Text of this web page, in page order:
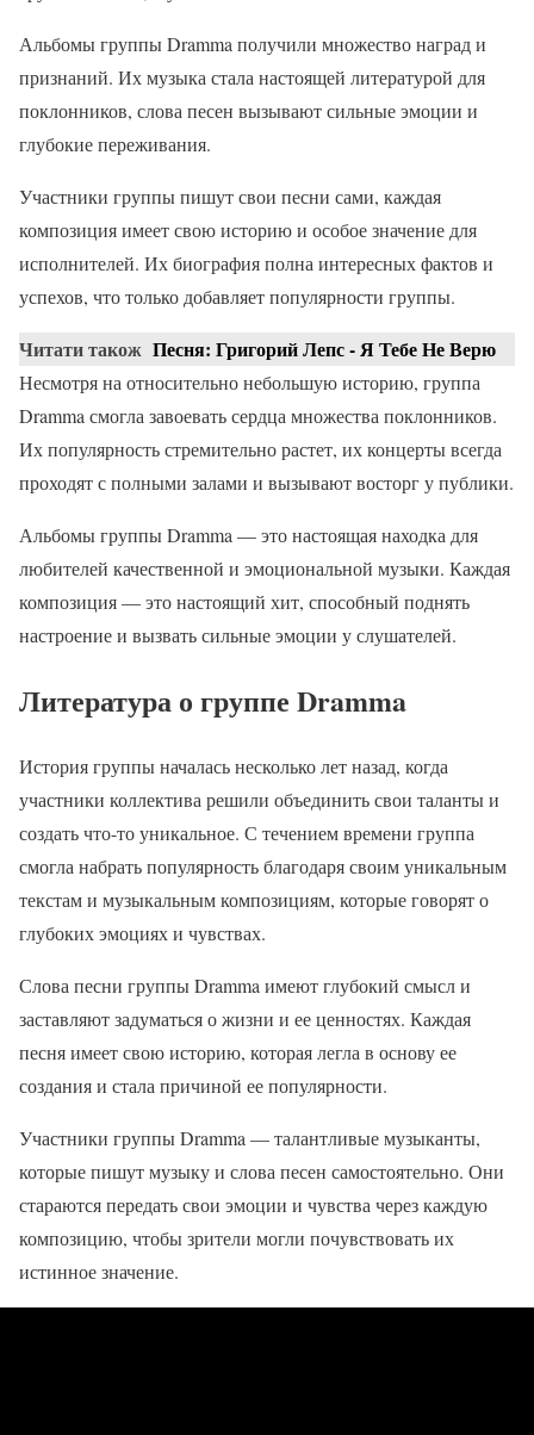
Альбомы группы Dramma получили множество наград и
признаний. Их музыка стала настоящей литературой для
поклонников, слова песен вызывают сильные эмоции и
глубокие переживания.
Участники группы пишут свои песни сами, каждая
композиция имеет свою историю и особое значение для
исполнителей. Их биография полна интересных фактов и
успехов, что только добавляет популярности группы.
Читати також Песня: Григорий Лепс - Я Тебе Не Верю
Несмотря на относительно небольшую историю, группа
Dramma смогла завоевать сердца множества поклонников.
Их популярность стремительно растет, их концерты всегда
проходят с полными залами и вызывают восторг у публики.
Альбомы группы Dramma — это настоящая находка для
любителей качественной и эмоциональной музыки. Каждая
композиция — это настоящий хит, способный поднять
настроение и вызвать сильные эмоции у слушателей.
Литература о группе Dramma
История группы началась несколько лет назад, когда
участники коллектива решили объединить свои таланты и
создать что-то уникальное. С течением времени группа
смогла набрать популярность благодаря своим уникальным
текстам и музыкальным композициям, которые говорят о
глубоких эмоциях и чувствах.
Слова песни группы Dramma имеют глубокий смысл и
заставляют задуматься о жизни и ее ценностях. Каждая
песня имеет свою историю, которая легла в основу ее
создания и стала причиной ее популярности.
Участники группы Dramma — талантливые музыканты,
которые пишут музыку и слова песен самостоятельно. Они
стараются передать свои эмоции и чувства через каждую
композицию, чтобы зрители могли почувствовать их
истинное значение.